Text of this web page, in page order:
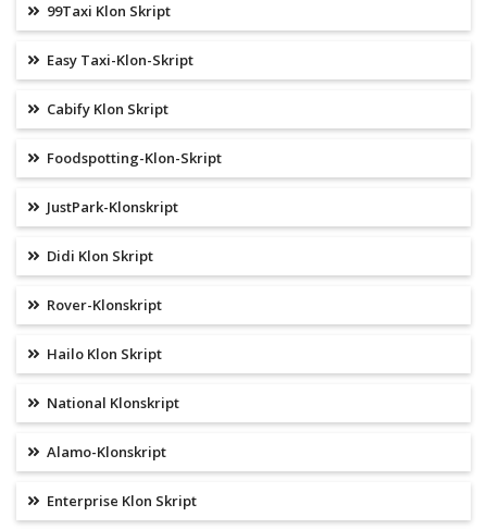
99Taxi Klon Skript
Easy Taxi-Klon-Skript
Cabify Klon Skript
Foodspotting-Klon-Skript
JustPark-Klonskript
Didi Klon Skript
Rover-Klonskript
Hailo Klon Skript
National Klonskript
Alamo-Klonskript
Enterprise Klon Skript